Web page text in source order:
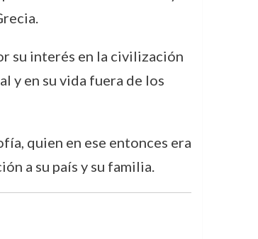
su interés en la civilización
y en su vida fuera de los
quien en ese entonces era
a su país y su familia.